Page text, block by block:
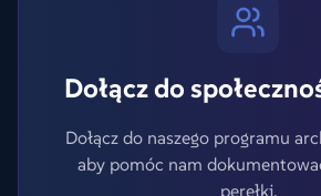
Dołącz do
Dołącz do naszego programu
aby pomóc nam
perełki.